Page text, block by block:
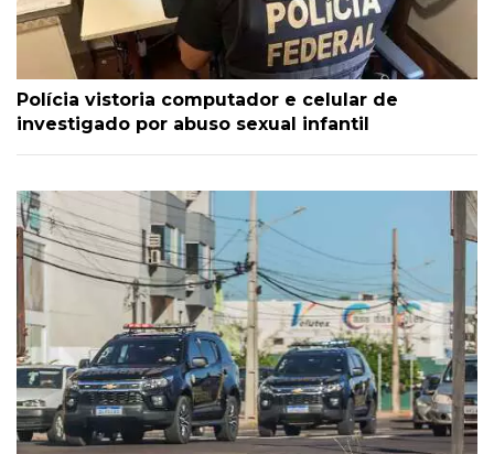
Polícia vistoria computador e celular de
investigado por abuso sexual infantil